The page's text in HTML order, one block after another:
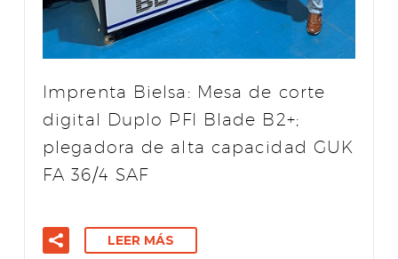
Imprenta Bielsa: Mesa de corte
digital Duplo PFI Blade B2+;
plegadora de alta capacidad GUK
FA 36/4 SAF
LEER MÁS